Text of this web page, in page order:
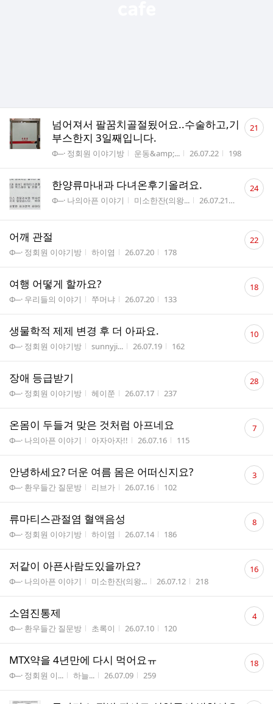
넘어져서 팔꿈치골절됬어요..수술하고,기
부스한지 3일째입니다.
게시판명
Φ─· 정회원 이야기방 작성자
운동&amp;... 작성시간
26.07.22 조회수
198
댓
글21
한양류마내과 다녀온후기올려요.
게시판명
Φ─· 나의아픈 이야기 작성자
미소한잔(의왕... 작성시간
26.07.21 조회수
186
댓
글24
어깨 관절
게시판명
Φ─· 정회원 이야기방 작성자
하이염 작성시간
26.07.20 조회수
178
댓
글22
여행 어떻게 할까요?
게시판명
Φ─· 우리들의 이야기 작성자
쭈머냐 작성시간
26.07.20 조회수
133
댓
글18
생물학적 제제 변경 후 더 아파요.
게시판명
Φ─· 정회원 이야기방 작성자
sunnyji... 작성시간
26.07.19 조회수
162
댓
글10
장애 등급받기
게시판명
Φ─· 정회원 이야기방 작성자
헤이쭌 작성시간
26.07.17 조회수
237
댓
글28
온몸이 두들겨 맞은 것처럼 아프네요
게시판명
Φ─· 나의아픈 이야기 작성자
아자아자!! 작성시간
26.07.16 조회수
115
댓
글 7
안녕하세요? 더운 여름 몸은 어떠신지요?
게시판명
Φ─· 환우들간 질문방 작성자
리브가 작성시간
26.07.16 조회수
102
댓
글 3
류마티스관절염 혈액음성
게시판명
Φ─· 정회원 이야기방 작성자
하이염 작성시간
26.07.14 조회수
186
댓
글 8
저같이 아픈사람도있을까요?
게시판명
Φ─· 나의아픈 이야기 작성자
미소한잔(의왕... 작성시간
26.07.12 조회수
218
댓
글16
소염진통제
게시판명
Φ─· 환우들간 질문방 작성자
초록이 작성시간
26.07.10 조회수
120
댓
글 4
MTX약을 4년만에 다시 먹어요ㅠ
게시판명
Φ─· 정회원 이... 작성자
하늘... 작성시간
26.07.09 조회수
259
댓
글18